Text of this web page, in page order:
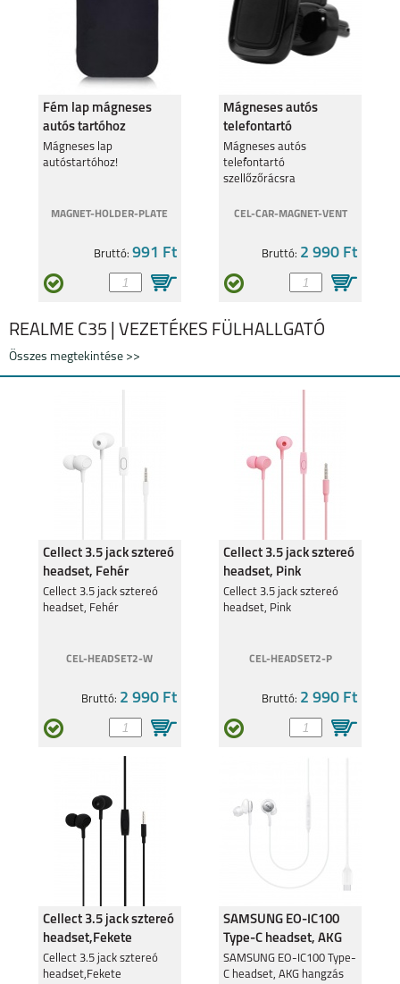
Fém lap mágneses
autós tartóhoz
Mágneses lap
autóstartóhoz!
MAGNET-HOLDER-PLATE
Bruttó: 991 Ft
Mágneses autós
telefontartó
szellőzőrácsra
Mágneses autós
telefontartó
szellőzőrácsra
CEL-CAR-MAGNET-VENT
Bruttó: 2 990 Ft
REALME C35 | VEZETÉKES FÜLHALLGATÓ
Összes megtekintése >>
Cellect 3.5 jack sztereó
headset, Fehér
Cellect 3.5 jack sztereó
headset, Fehér
CEL-HEADSET2-W
Bruttó: 2 990 Ft
Cellect 3.5 jack sztereó
headset, Pink
Cellect 3.5 jack sztereó
headset, Pink
CEL-HEADSET2-P
Bruttó: 2 990 Ft
Cellect 3.5 jack sztereó
headset,Fekete
Cellect 3.5 jack sztereó
headset,Fekete
SAMSUNG EO-IC100
Type-C headset, AKG
hangzással, Fehér
SAMSUNG EO-IC100 Type-
C headset, AKG hangzás